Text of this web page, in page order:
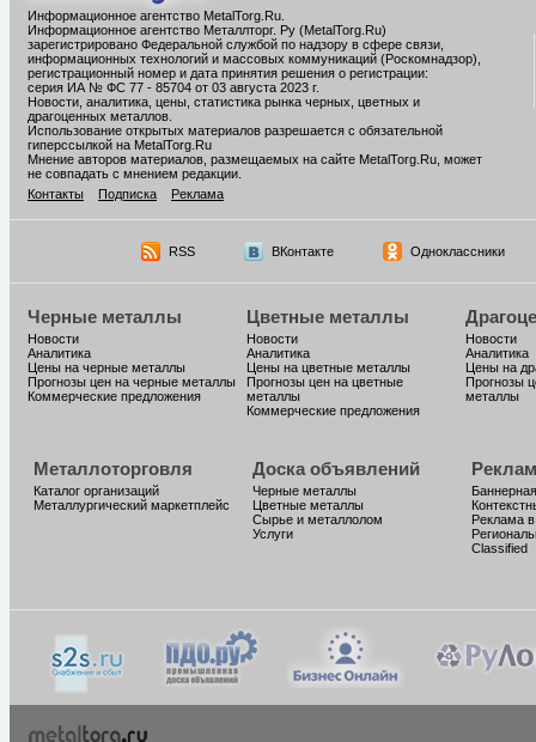
Информационное агентство MetalTorg.Ru
Информационное агентство Металлторг. Ру (MetalTorg.Ru)
зарегистрировано Федеральной службой по надзору в сфере связи,
информационных технологий и массовых коммуникаций (Роскомнадзор),
регистрационный номер и дата принятия решения о регистрации:
серия ИА № ФС 77 - 85704 от 03 августа 2023 г.
Новости, аналитика, цены, статистика рынка черных, цветных и
драгоценных металлов.
Использование открытых материалов разрешается с обязательной
гиперссылкой на MetalTorg.Ru
Мнение авторов материалов, размещаемых на сайте MetalTorg.Ru, может
не совпадать с мнением редакции.
Контакты
Подписка Реклама
RSS ВКонтакте Одноклассники
Черные металлы
Новости
Аналитика
Цены на черные металлы
Прогнозы цен на черные металлы
Коммерческие предложения
Цветные металлы
Новости
Аналитика
Цены на цветные металлы
Прогнозы цен на цветные
металлы
Коммерческие предложения
Новости
Аналитика
Цены на
Прогнозы
металлы
Металлоторговля
Каталог организаций
Металлургический маркетплейс
Доска объявлений
Черные металлы
Цветные металлы
Сырье и металлолом
Услуги
Реклама
Classified